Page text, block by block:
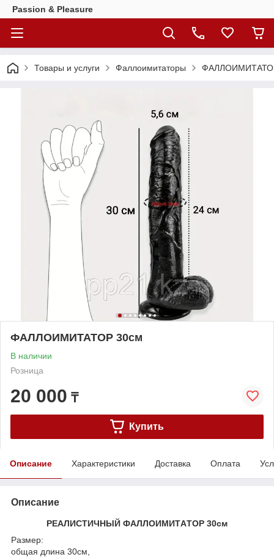
Passion & Pleasure
Товары и услуги Фаллоимитаторы
ФАЛЛОИМИТАТОР 30см
В наличии
Розница
20 000 ₸
Купить
Описание Характеристики Доставка Оплата
Описание
РЕАЛИСТИЧНЫЙ ФAЛЛOИМИТAТOP 30см
Размер:
общая длина 30см,